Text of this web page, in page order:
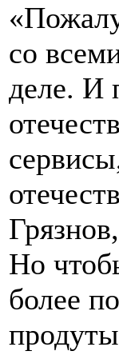
со
деле. И
Но
более